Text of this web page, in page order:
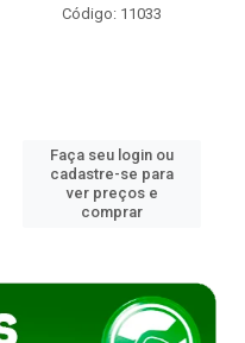
Código: 11033
Faça seu login ou
cadastre-se para
ver preços e
comprar